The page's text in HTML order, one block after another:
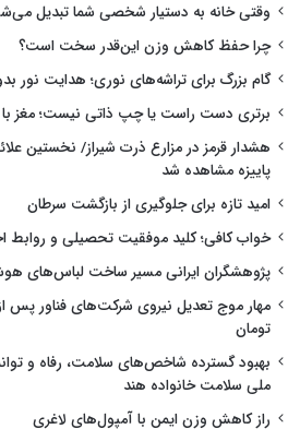
وقتی خانه به دستیار شخصی شما تبدیل
چرا حفظ کاهش وزن این‌قدر سخت است؟
گام بزرگ برای تراشه‌های نوری؛ هدایت نور
برتری دست راست یا چپ ذاتی نیست؛ مغز با
هشدار قرمز در مزارع ذرت شیراز/ نخستین
پاییزه مشاهده شد
امید تازه برای جلوگیری از بازگشت سرطان
خواب کافی؛ کلید موفقیت تحصیلی و روابط
پژوهشگران ایرانی مسیر ساخت لباس‌های
تومان
بهبود گسترده شاخص‌های سلامت، رفاه و
ملی سلامت خانواده هند
راز کاهش وزن ایمن با آمپول‌های لاغری